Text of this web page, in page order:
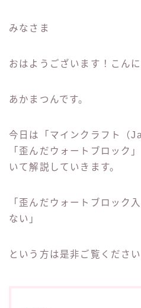
みなさま
おはようございます！こん
あかまつんです。
今日は「マインクラフト（
「歪んだウォートブロック
いて解説していきます。
「歪んだウォートブロック
ない」
という方は是非ご覧ください